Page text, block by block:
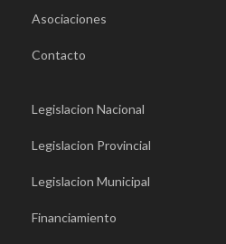
Asociaciones
Contacto
Legislacion Nacional
Legislacion Provincial
Legislacion Municipal
Financiamiento